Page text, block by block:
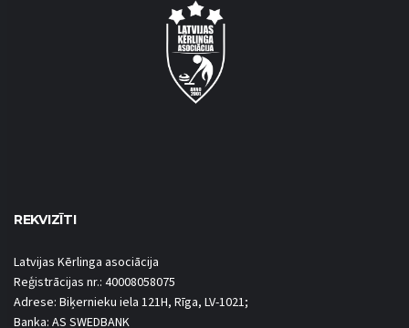
REKVIZĪTI
Latvijas Kērlinga asociācija
Reģistrācijas nr.: 40008058075
Adrese: Biķernieku iela 121H, Rīga, LV-1021;
Banka: AS SWEDBANK